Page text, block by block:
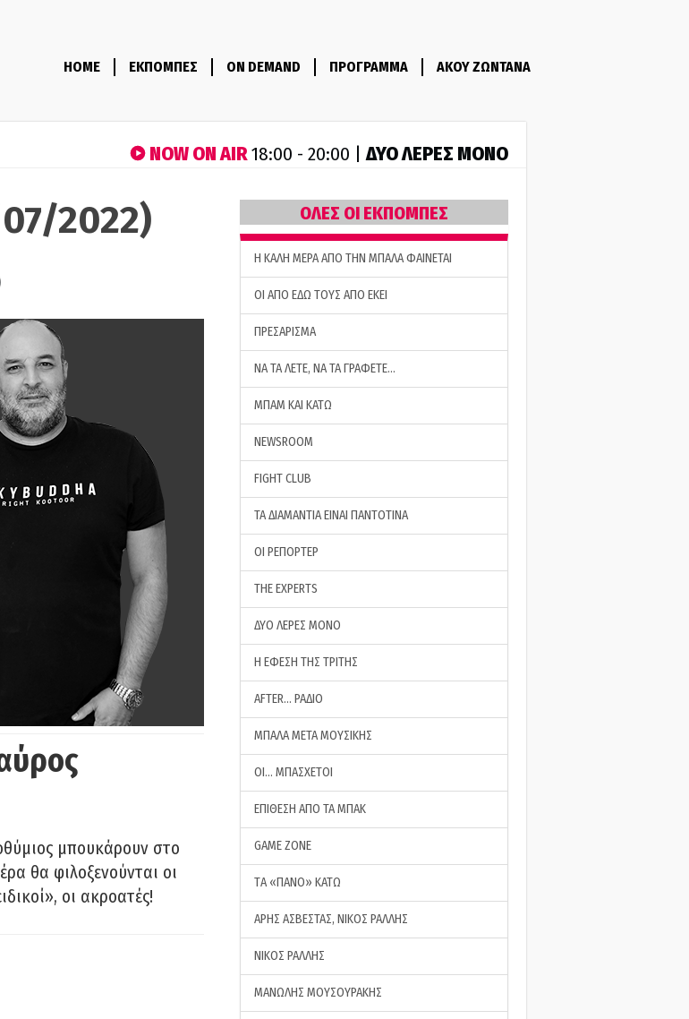
HOME ΕΚΠΟΜΠΕΣ ON DEMAND ΠΡΟΓΡΑΜΜΑ ΑΚΟΥ ΖΩΝΤΑΝΑ
NOW ON AIR18:00 - 20:00 |ΔΥΟ ΛΕΡΕΣ ΜΟΝΟ
2022)
μπουκάρουν στο
θα φιλοξενούνται οι
οι ακροατές!
ΟΛΕΣ ΟΙ ΕΚΠΟΜΠΕΣ
H ΚΑΛΗ ΜΕΡΑ ΑΠΟ ΤΗΝ ΜΠΑΛΑ ΦΑΙΝΕΤΑΙ
ΟΙ ΑΠΟ ΕΔΩ ΤΟΥΣ ΑΠΟ ΕΚΕΙ
ΠΡΕΣΑΡΙΣΜΑ
ΝΑ ΤΑ ΛΕΤΕ, ΝΑ ΤΑ ΓΡΑΦΕΤΕ…
ΜΠΑΜ ΚΑΙ ΚΑΤΩ
NEWSROOM
FIGHT CLUB
ΤΑ ΔΙΑΜΑΝΤΙΑ ΕΙΝΑΙ ΠΑΝΤΟΤΙΝΑ
ΟΙ ΡΕΠΟΡΤΕΡ
THE EXPERTS
ΔΥΟ ΛΕΡΕΣ ΜΟΝΟ
Η ΕΦΕΣΗ ΤΗΣ ΤΡΙΤΗΣ
AFTER… ΡΑΔΙΟ
ΜΠΑΛΑ ΜΕΤΑ ΜΟΥΣΙΚΗΣ
ΟΙ… ΜΠΑΣΧΕΤΟΙ
ΕΠΙΘΕΣΗ ΑΠΟ ΤΑ ΜΠΑΚ
GAME ZONE
ΤA «ΠΑΝΟ» ΚΑΤΩ
ΑΡΗΣ ΑΣΒΕΣΤΑΣ, ΝΙΚΟΣ ΡΑΛΛΗΣ
ΝΙΚΟΣ ΡΑΛΛΗΣ
ΜΑΝΩΛΗΣ ΜΟΥΣΟΥΡΑΚΗΣ